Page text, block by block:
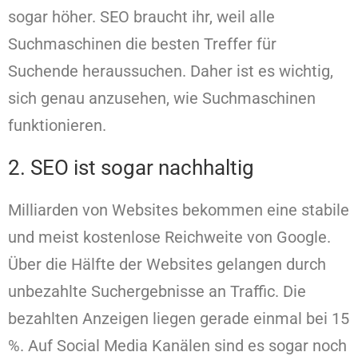
sogar höher. SEO braucht ihr, weil alle
Suchmaschinen die besten Treffer für
Suchende heraussuchen. Daher ist es wichtig,
sich genau anzusehen, wie Suchmaschinen
funktionieren.
2. SEO ist sogar nachhaltig
Milliarden von Websites bekommen eine stabile
und meist kostenlose Reichweite von Google.
Über die Hälfte der Websites gelangen durch
unbezahlte Suchergebnisse an Traffic. Die
bezahlten Anzeigen liegen gerade einmal bei 15
%. Auf Social Media Kanälen sind es sogar noch